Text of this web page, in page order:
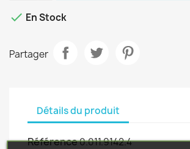
 En Stock
Partager
Détails du produit
Référence0.011.9142.4